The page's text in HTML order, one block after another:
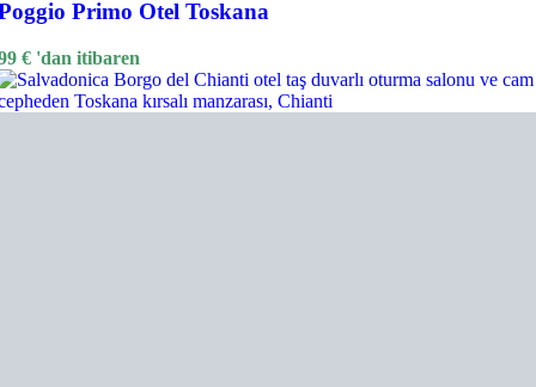
Primo Otel Toskana
€ 'dan itibaren